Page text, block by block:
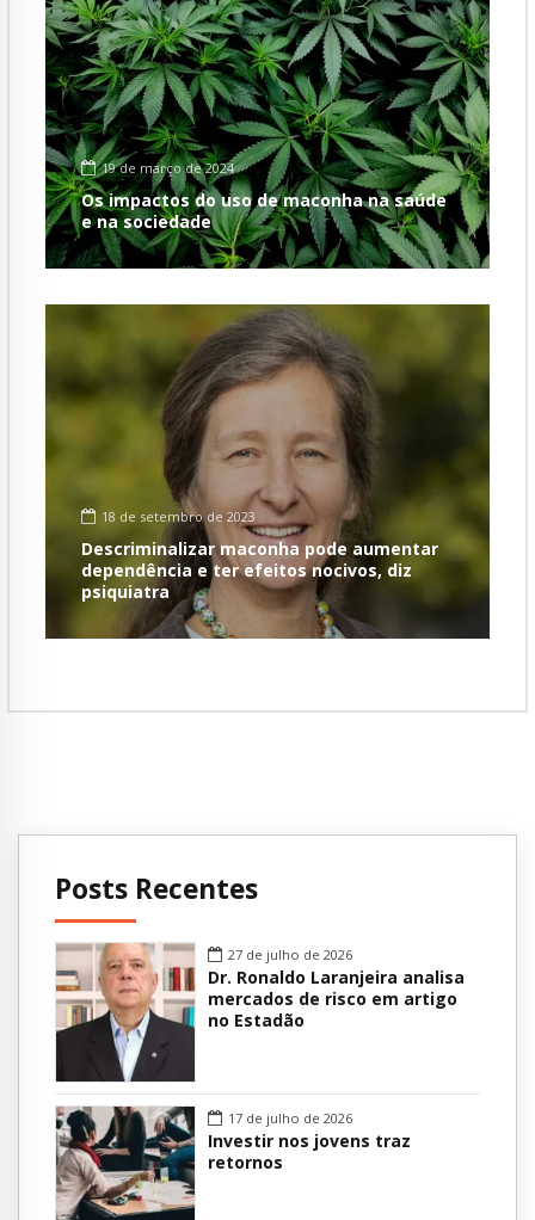
19 de março de 2024
Os impactos do uso de maconha na saúde
e na sociedade
18 de setembro de 2023
Descriminalizar maconha pode aumentar
dependência e ter efeitos nocivos, diz
psiquiatra
Posts Recentes
27 de julho de 2026
Dr. Ronaldo Laranjeira analisa
mercados de risco em artigo
no Estadão
17 de julho de 2026
Investir nos jovens traz
retornos